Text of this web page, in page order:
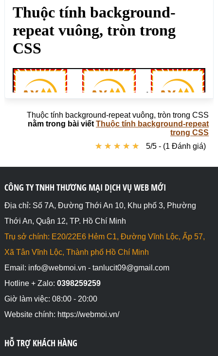
</body>
</html>
Thuộc tính background-repeat vuông, tròn trong CSS
nằm trong bài viết Thuộc tính background-repeat
trong CSS
★ ★ ★ ★ ★
★ ★ ★ ★ ★ 5/5 - (1 Đánh giá)
CÔNG TY TNHH THƯƠNG MẠI DỊCH VỤ WEB MỚI
Địa chỉ: Số 7A, Đường Thới An 10, Khu phố 3, Phường
Thới An, Quận 12, TP. Hồ Chí Minh
Trụ sở chính: E20/22E6 Hẻm C1, Đường Vĩnh Lộc, Ấp 57,
Xã Tân Vĩnh Lộc, Thành phố Hồ Chí Minh
Email: info@webmoi.vn - tanlucit09@gmail.com
Hotline + Zalo: 0398259259
Giờ làm việc: 08:00 - 20:00
Website chính: https://webmoi.vn/
HỖ TRỢ KHÁCH HÀNG